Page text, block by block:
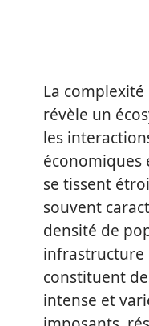
La
révèle un
les
économiques
se tissent
souvent
densité de
infrastructure
constituent
intense et